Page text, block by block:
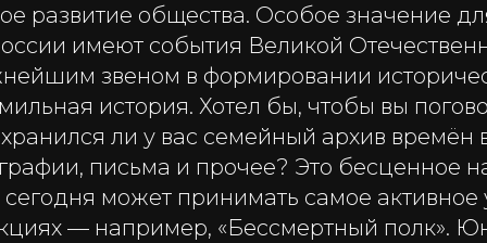
развитие общества. Особое значение
имеют события Великой
звеном в формировании
история. Хотел бы, чтобы вы
ли у вас семейный архив
письма и прочее? Это бесценное
может принимать самое активное
— например, «Бессмертный полк».